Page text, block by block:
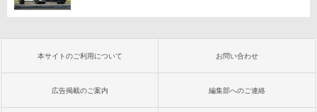
本サイトのご利用について お問い合わせ
広告掲載のご案内 編集部へのご連絡